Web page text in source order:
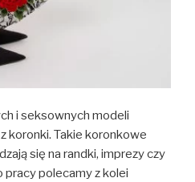
i seksownych modeli
koronki. Takie koronkowe
się na randki, imprezy czy
polecamy z kolei